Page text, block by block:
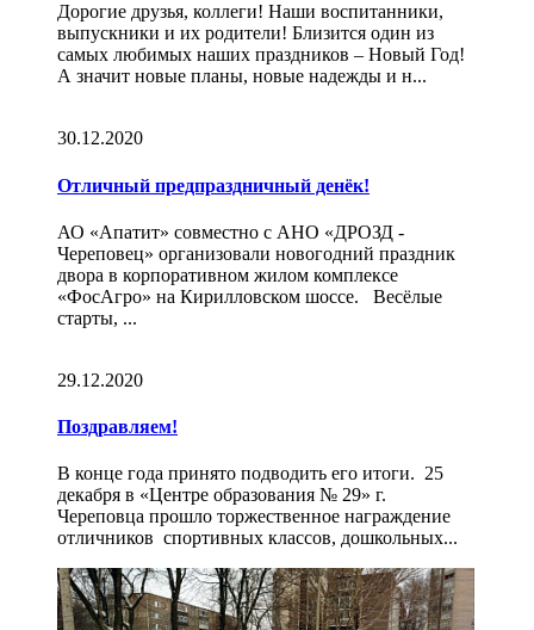
Дорогие друзья, коллеги! Наши воспитанники,
выпускники и их родители! Близится один из
самых любимых наших праздников – Новый Год!
А значит новые планы, новые надежды и н...
30.12.2020
Отличный предпраздничный денёк!
АО «Апатит» совместно с АНО «ДРОЗД -
Череповец» организовали новогодний праздник
двора в корпоративном жилом комплексе
«ФосАгро» на Кирилловском шоссе. Весёлые
старты, ...
29.12.2020
Поздравляем!
В конце года принято подводить его итоги. 25
декабря в «Центре образования № 29» г.
Череповца прошло торжественное награждение
отличников спортивных классов, дошкольных...